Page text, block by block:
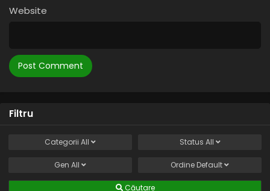
Website
Filtru
Categorii All Status All
Gen All Ordine Default
Căutare